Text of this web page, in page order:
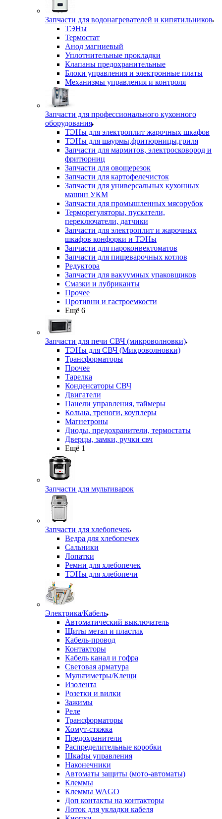
Запчасти для водонагревателей и кипятильников
ТЭНы
Термостат
Анод магниевый
Уплотнительные прокладки
Клапаны предохранительные
Блоки управления и электронные платы
Механизмы управления и контроля
Запчасти для профессионального кухонного
оборудования
ТЭНы для электроплит жарочных шкафов
ТЭНы для шаурмы,фритюрницы,гриля
Запчасти для мармитов, электросковород и
фритюрниц
Запчасти для овощерезок
Запчасти для картофелечисток
Запчасти для универсальных кухонных
машин УКМ
Запчасти для промышленных мясорубок
Терморегуляторы, пускатели,
переключатели, датчики
Запчасти для электроплит и жарочных
шкафов конфорки и ТЭНы
Запчасти для пароконвектоматов
Запчасти для пищеварочных котлов
Редуктора
Запчасти для вакуумных упаковщиков
Смазки и лубриканты
Прочее
Противни и гастроемкости
Ещё 6
Запчасти для печи СВЧ (микроволновки)
ТЭНы для СВЧ (Микроволновки)
Трансформаторы
Прочее
Тарелка
Конденсаторы СВЧ
Двигатели
Панели управления, таймеры
Кольца, треноги, коуплеры
Магнетроны
Диоды, предохранители, термостаты
Дверцы, замки, ручки свч
Ещё 1
Запчасти для мультиварок
Запчасти для хлебопечек
Ведра для хлебопечек
Сальники
Лопатки
Ремни для хлебопечек
ТЭНы для хлебопечи
Электрика/Кабель
Автоматический выключатель
Щиты метал и пластик
Кабель-провод
Контакторы
Кабель канал и гофра
Световая арматура
Мультиметры/Клещи
Изолента
Розетки и вилки
Зажимы
Реле
Трансформаторы
Хомут-стяжка
Предохранители
Распределительные коробки
Шкафы управления
Наконечники
Автоматы защиты (мото-автоматы)
Клеммы
Клеммы WAGO
Доп контакты на контакторы
Лоток для укладки кабеля